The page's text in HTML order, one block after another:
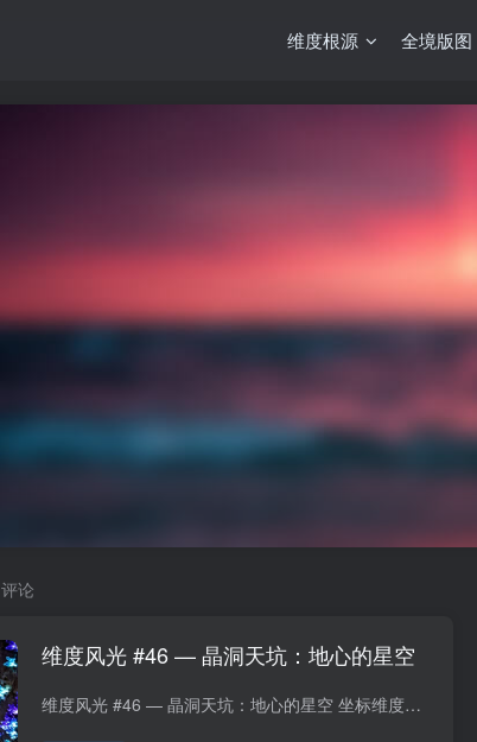
维度根源 全境版图
评论
维度风光 #46 — 晶洞天坑：地心的星空
维度风光 #46 — 晶洞天坑：地心的星空 坐标维度：Ω-187 深层支线 / 碎光高原 东南裂谷带 · 天坑群第7号当地称呼：'地星'、'倒悬的夜空'——生活在碎光高原裂谷带的游牧群落称此天坑为'地星'...